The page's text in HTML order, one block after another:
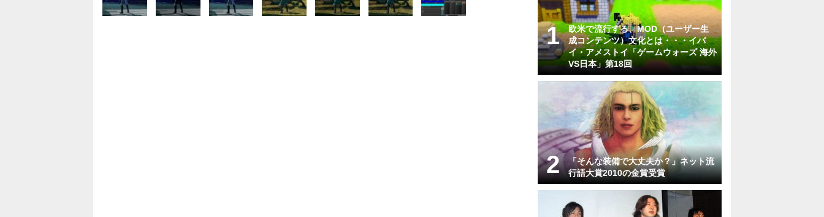
欧米で流行する、MOD（ユーザー生
成コンテンツ）文化とは・・・イバ
イ・アメストイ「ゲームウォーズ 海外
VS日本」第18回
「そんな装備で大丈夫か？」ネット流
行語大賞2010の金賞受賞